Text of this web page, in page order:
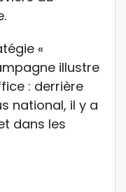
«
illustre
: derrière
national, il y a
dans les